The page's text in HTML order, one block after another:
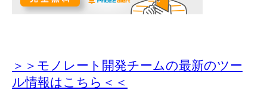
＞＞モノレート開発チームの最新のツー
ル情報はこちら＜＜